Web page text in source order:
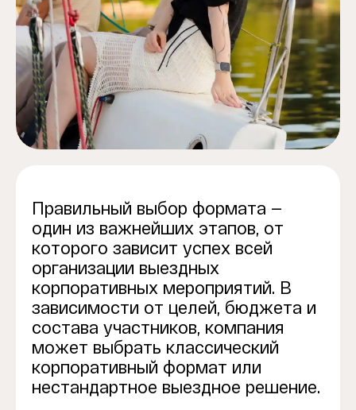
Правильный выбор формата —
один из важнейших этапов, от
которого зависит успех всей
организации выездных
корпоративных мероприятий. В
зависимости от целей, бюджета и
состава участников, компания
может выбрать классический
корпоративный формат или
нестандартное выездное решение.